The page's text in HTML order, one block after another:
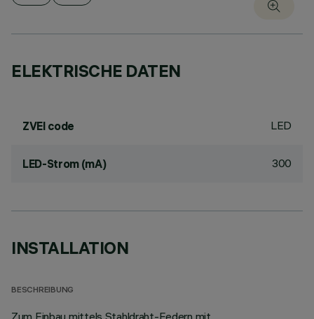
ELEKTRISCHE DATEN
ZVEI code LED
LED-Strom (mA) 300
INSTALLATION
BESCHREIBUNG
Zum Einbau mittels Stahldraht-Federn mit